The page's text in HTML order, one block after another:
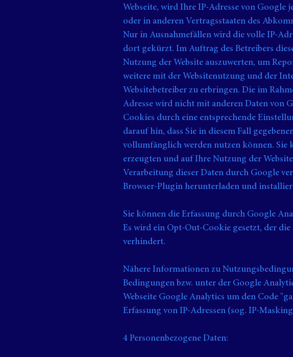
Webseite, wird Ihre IP-Adresse von
oder in anderen Vertragsstaaten des
Nur in Ausnahmefällen wird die volle IP-
dort gekürzt. Im Auftrag des Betreibers
Nutzung der Website auszuwerten, um
weitere mit der Websitenutzung und der
Websitebetreiber zu erbringen. Die im
Adresse wird nicht mit anderen Daten von
Cookies durch eine entsprechende
darauf hin, dass Sie in diesem Fall
vollumfänglich werden nutzen können. Sie
erzeugten und auf Ihre Nutzung der
Verarbeitung dieser Daten durch Google
Browser-Plugin herunterladen und
Sie können die Erfassung durch Google
Es wird ein Opt-Out-Cookie gesetzt, der
verhindert.
Nähere Informationen zu
Bedingungen bzw. unter der Google
Webseite Google Analytics um den Code
Erfassung von IP-Adressen (sog. IP-
4 Personenbezogene Daten: